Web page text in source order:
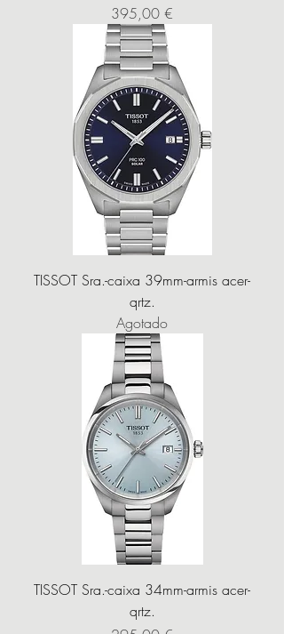
Precio
395,00 €
TISSOT Sra.-caixa 39mm-armis acer-
qrtz.
Agotado
TISSOT Sra.-caixa 34mm-armis acer-
qrtz.